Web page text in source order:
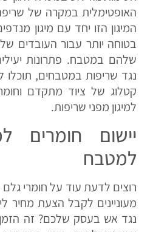
האופטימלית במקרה של
המיגון הזו יחד עם מיגון
בטוחה יותר עבור העובדים
שלהם במטבח. פתרונות
נגד שריפות במטבחים, תוכלו
קטלוג של ציוד מתקדם
למיגון מפני שריפות.
יישום חומרים
למטבח
רוצים לדעת עוד על חומרי
מעוניינים לקבל הצעת מחיר
נגד אש בעסק שלכם? זה